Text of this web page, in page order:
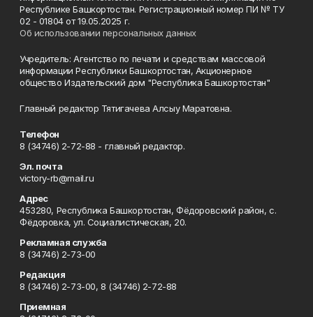
Республике Башкортостан. Регистрационный номер ПИ № ТУ
02 - 01804 от 19.05.2025 г.
Об использовании персональных данных
Учредитель: Агентство по печати и средствам массовой
информации Республики Башкортостан, Акционерное
общество Издательский дом "Республика Башкортостан"
Главный редактор Тятигачева Алсыу Маратовна.
Телефон
8 (34746) 2-72-88 - главный редактор.
Эл. почта
victory-rb@mail.ru
Адрес
453280, Республика Башкортостан, Фёдоровский район, с.
Фёдоровка, ул. Социалистическая, 20.
Рекламная служба
8 (34746) 2-73-00
Редакция
8 (34746) 2-73-00, 8 (34746) 2-72-88
Приемная